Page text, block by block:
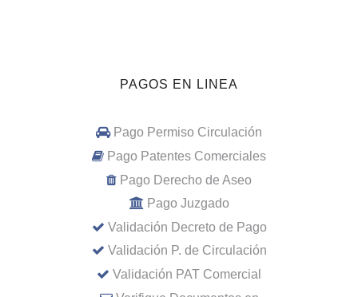
PAGOS EN LINEA
Pago Permiso Circulación
Pago Patentes Comerciales
Pago Derecho de Aseo
Pago Juzgado
Validación Decreto de Pago
Validación P. de Circulación
Validación PAT Comercial